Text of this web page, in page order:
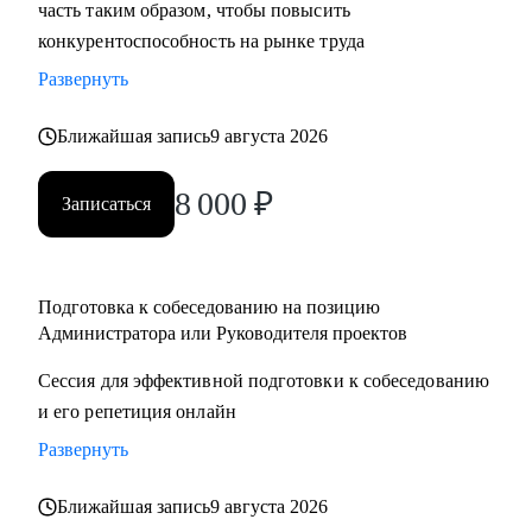
часть таким образом, чтобы повысить
конкурентоспособность на рынке труда
Развернуть
Ближайшая запись9 августа 2026
Записаться 8 000 ₽
Подготовка к собеседованию на позицию
Администратора или Руководителя проектов
Сессия для эффективной подготовки к собеседованию
и его репетиция онлайн
Развернуть
Ближайшая запись9 августа 2026